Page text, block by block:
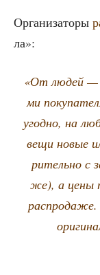
Орга­ни­за­то­ры
ла»:
«От людей —
ми
угод­но, на
вещи новые
ри­тель­но с
же), а цены